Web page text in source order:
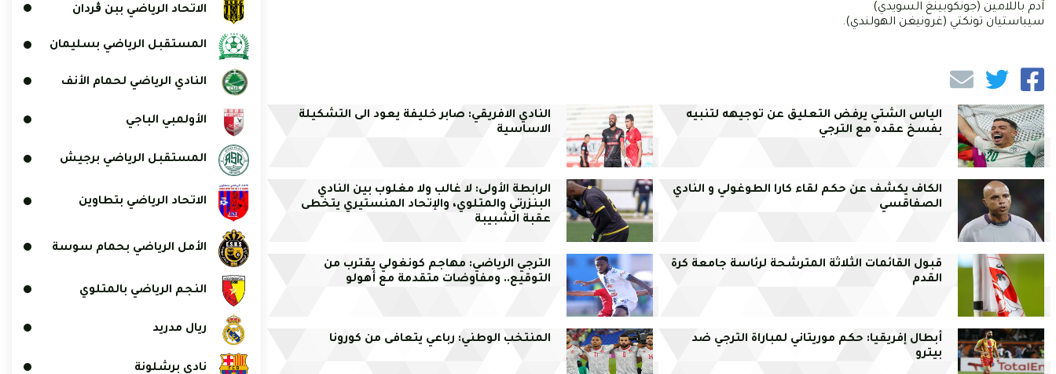
آدم باللامين (جونكوبينغ السويدي)
سيباستيان تونكتي (غرونيغن الهولندي).
الياس الشتي يرفض التعليق عن توجيهه لتنبيه
بفسخ عقده مع الترجي
النادي الافريقي: صابر خليفة يعود الى التشكيلة
الاساسية
الكاف يكشف عن حكم لقاء كارا الطوغولي و النادي
الصفاقسي
الرابطة الأولى: لا غالب ولا مغلوب بين النادي
البنزرتي والمتلوي، والإتحاد المنستيري يتخطى
عقبة الشبيبة
قبول القائمات الثلاثة المترشحة لرئاسة جامعة كرة
القدم
الترجي الرياضي: مهاجم كونغولي يقترب من
التوقيع.. ومفاوضات متقدمة مع أهولو
أبطال إفريقيا: حكم موريتاني لمباراة الترجي ضد
بيترو
المنتخب الوطني: رباعي يتعافى من كورونا
الاتحاد الرياضي ببن ڨردان
المستقبل الرياضي بسليمان
النادي الرياضي لحمام الأنف
الأولمبي الباجي
المستقبل الرياضي برجيش
الاتحاد الرياضي بتطاوين
الأمل الرياضي بحمام سوسة
النجم الرياضي بالمتلوي
ريال مدريد
نادي برشلونة